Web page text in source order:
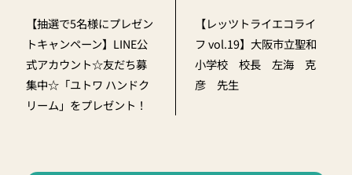
【抽選で5名様にプレゼン
トキャンペーン】LINE公
式アカウント☆友だち募
集中☆「ユトワ ハンドク
リーム」をプレゼント！
【レッツトライエコライ
フ vol.19】大阪市立聖和
小学校 校長 左海 克
彦 先生